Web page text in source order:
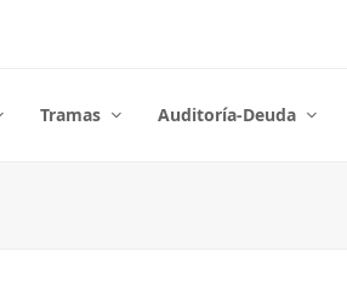
Tramas Auditoría-Deuda